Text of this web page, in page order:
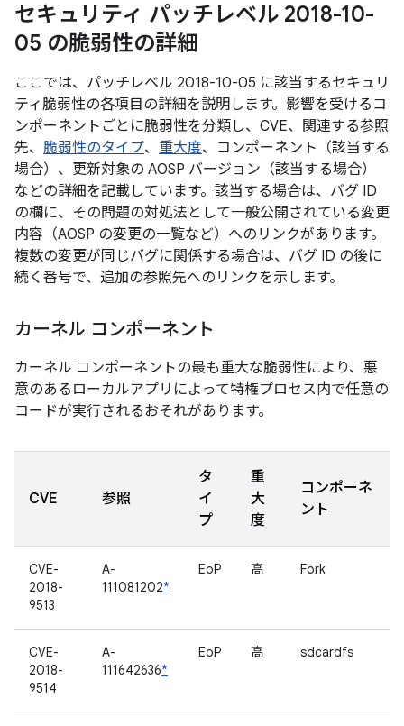
セキュリティ パッチレベル 2018-10-
05 の脆弱性の詳細
ここでは、パッチレベル 2018-10-05 に該当するセキュリ
ティ脆弱性の各項目の詳細を説明します。影響を受けるコ
ンポーネントごとに脆弱性を分類し、CVE、関連する参照
先、 脆弱性のタイプ、 重大度、コンポーネント（該当する
場合）、更新対象の AOSP バージョン（該当する場合）
などの詳細を記載しています。該当する場合は、バグ ID
の欄に、その問題の対処法として一般公開されている変更
内容（AOSP の変更の一覧など）へのリンクがあります。
複数の変更が同じバグに関係する場合は、バグ ID の後に
続く番号で、追加の参照先へのリンクを示します。
カーネル コンポーネント
カーネル コンポーネントの最も重大な脆弱性により、悪
意のあるローカルアプリによって特権プロセス内で任意の
コードが実行されるおそれがあります。
CVE 参照
タ
イ
プ
重
大
度
コンポーネ
ント
CVE-
2018-
9513
A-
111081202*
EoP 高 Fork
CVE-
2018-
9514
A-
111642636*
EoP 高 sdcardfs